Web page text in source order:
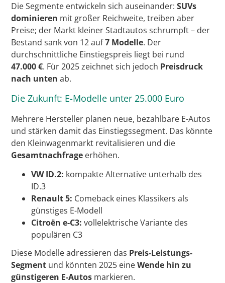
Die Segmente entwickeln sich auseinander:SUVs
dominieren mit großer Reichweite, treiben aber
Preise; der Markt kleiner Stadtautos schrumpft – der
Bestand sank von 12 auf7 Modelle. Der
durchschnittliche Einstiegspreis liegt bei rund
47.000 €. Für 2025 zeichnet sich jedoch Preisdruck
nach unten ab.
Die Zukunft: E-Modelle unter 25.000 Euro
Mehrere Hersteller planen neue, bezahlbare E-Autos
und stärken damit das Einstiegssegment. Das könnte
den Kleinwagenmarkt revitalisieren und die
Gesamtnachfrage erhöhen.
VW ID.2: kompakte Alternative unterhalb des
ID.3
Renault 5: Comeback eines Klassikers als
günstiges E-Modell
Citroën e-C3: vollelektrische Variante des
populären C3
Diese Modelle adressieren das Preis-Leistungs-
Segment und könnten 2025 eineWende hin zu
günstigeren E-Autos markieren.